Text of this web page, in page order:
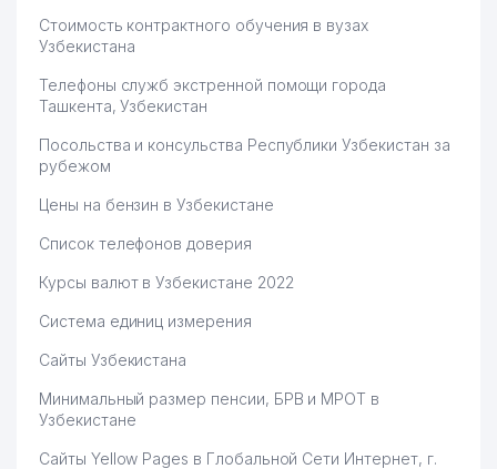
Стоимость контрактного обучения в вузах
Узбекистана
Телефоны служб экстренной помощи города
Ташкента, Узбекистан
Посольства и консульства Республики Узбекистан за
рубежом
Цены на бензин в Узбекистане
Список телефонов доверия
Курсы валют в Узбекистане 2022
Система единиц измерения
Сайты Узбекистана
Минимальный размер пенсии, БРВ и МРОТ в
Узбекистане
Сайты Yellow Pages в Глобальной Сети Интернет, г.